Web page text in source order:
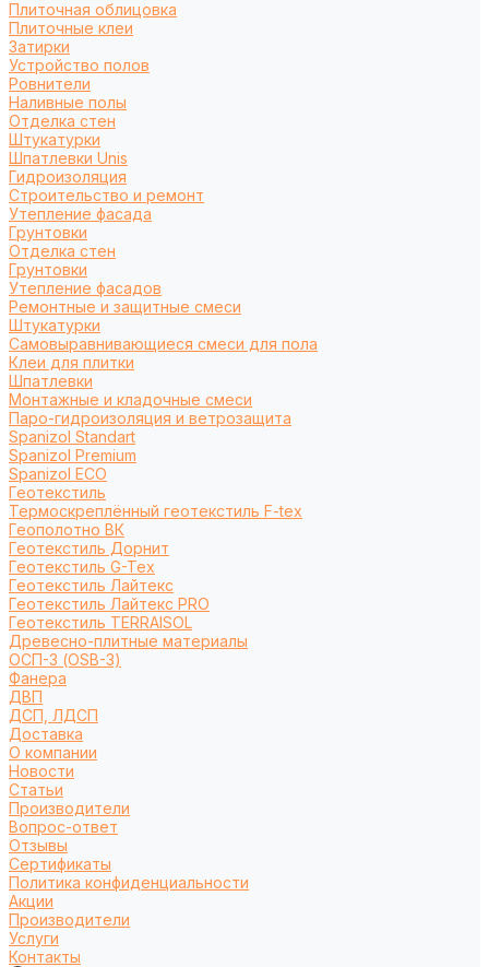
Плиточная облицовка
Плиточные клеи
Затирки
Устройство полов
Ровнители
Наливные полы
Отделка стен
Штукатурки
Шпатлевки Unis
Гидроизоляция
Строительство и ремонт
Утепление фасада
Грунтовки
Отделка стен
Грунтовки
Утепление фасадов
Ремонтные и защитные смеси
Штукатурки
Самовыравнивающиеся смеси для пола
Клеи для плитки
Шпатлевки
Монтажные и кладочные смеси
Паро-гидроизоляция и ветрозащита
Spanizol Standart
Spanizol Premium
Spanizol ECO
Геотекстиль
Термоскреплённый геотекстиль F-tex
Геополотно ВК
Геотекстиль Дорнит
Геотекстиль G-Tex
Геотекстиль Лайтекс
Геотекстиль Лайтекс PRO
Геотекстиль TERRAISOL
Древесно-плитные материалы
ОСП-3 (OSB-3)
Фанера
ДВП
ДСП, ЛДСП
Доставка
О компании
Новости
Статьи
Производители
Вопрос-ответ
Отзывы
Сертификаты
Политика конфиденциальности
Акции
Производители
Услуги
Контакты